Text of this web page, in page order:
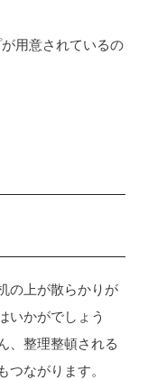
用意されているの
の上が散らかりが
いかがでしょう
、整理整頓される
ながります。